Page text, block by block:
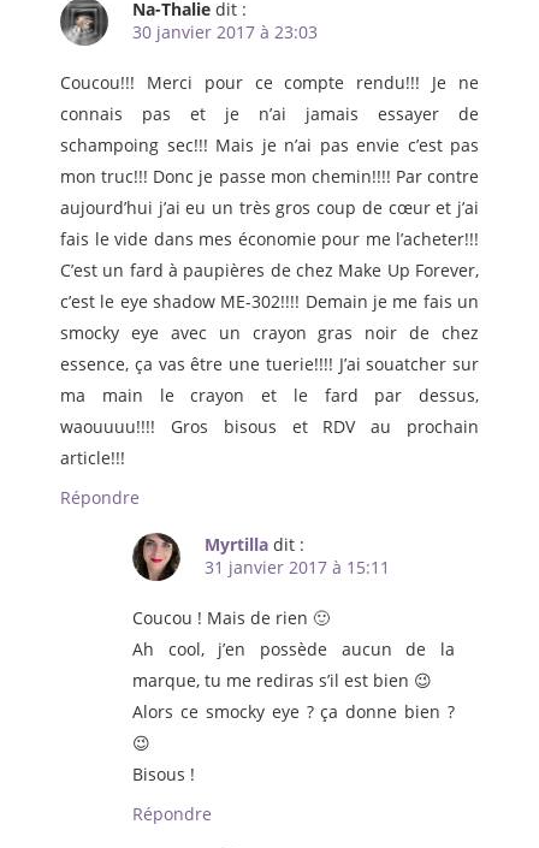
Na-Thalie dit :
30 janvier 2017 à 23:03
Coucou!!! Merci pour ce compte rendu!!! Je ne
connais pas et je n’ai jamais essayer de
schampoing sec!!! Mais je n’ai pas envie c’est pas
mon truc!!! Donc je passe mon chemin!!!! Par contre
aujourd’hui j’ai eu un très gros coup de cœur et j’ai
fais le vide dans mes économie pour me l’acheter!!!
C’est un fard à paupières de chez Make Up Forever,
c’est le eye shadow ME-302!!!! Demain je me fais un
smocky eye avec un crayon gras noir de chez
essence, ça vas être une tuerie!!!! J’ai souatcher sur
ma main le crayon et le fard par dessus,
waouuuu!!!! Gros bisous et RDV au prochain
article!!!
Répondre
Myrtilla dit :
31 janvier 2017 à 15:11
Coucou ! Mais de rien 🙂
Ah cool, j’en possède aucun de la
marque, tu me rediras s’il est bien 😉
Alors ce smocky eye ? ça donne bien ?
😉
Bisous !
Répondre